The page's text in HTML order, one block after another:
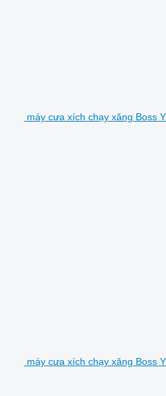
máy cưa xích chạy xăng Boss
máy cưa xích chạy xăng Boss